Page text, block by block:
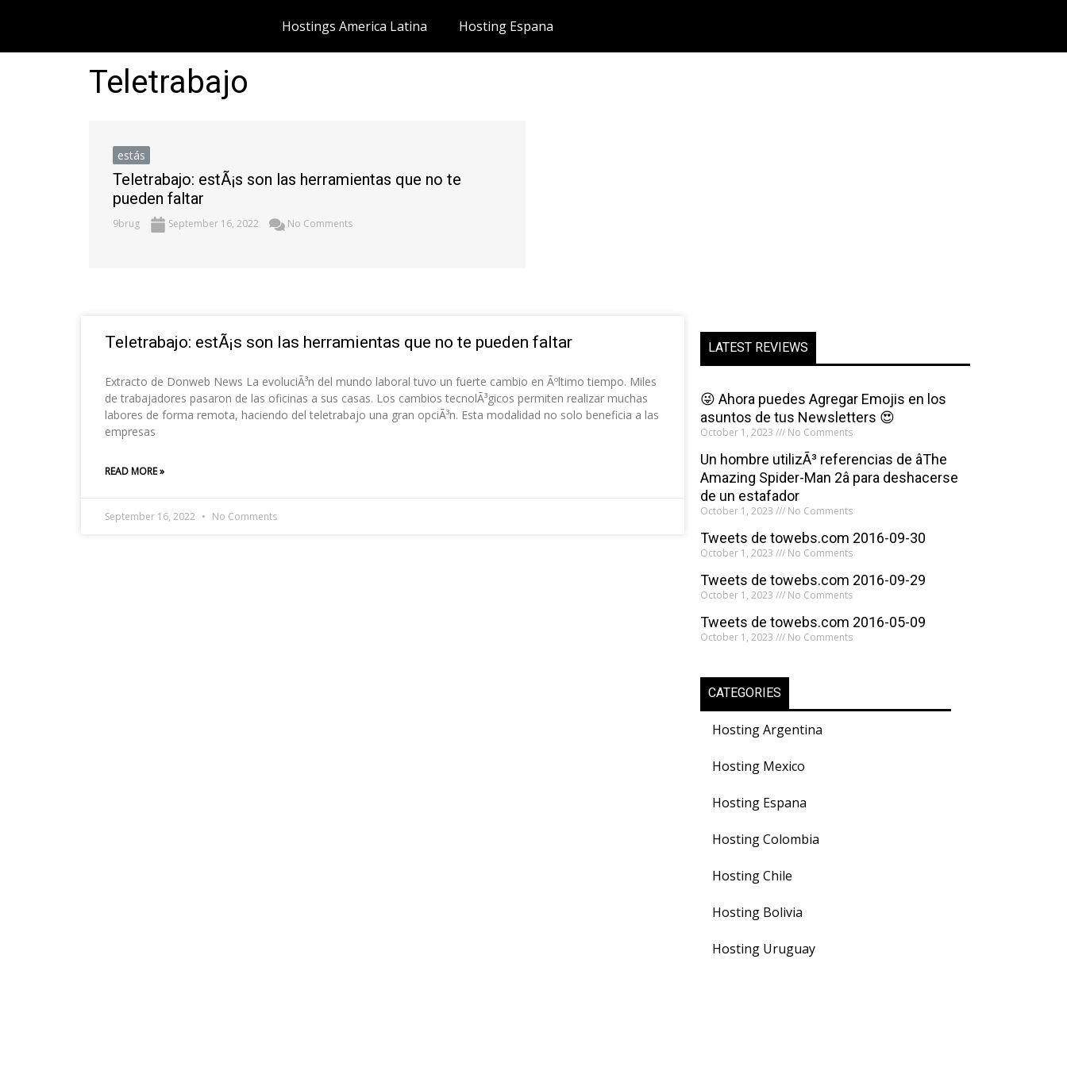
content
Hostings America Latina Hosting Espana
Teletrabajo
estás
Teletrabajo: estÃ¡s son las herramientas que no te
pueden faltar
9brug September 16, 2022 No Comments
Teletrabajo: estÃ¡s son las herramientas que no te pueden faltar
Extracto de Donweb News La evoluciÃ³n del mundo laboral tuvo un fuerte cambio en Ãºltimo tiempo. Miles
de trabajadores pasaron de las oficinas a sus casas. Los cambios tecnolÃ³gicos permiten realizar muchas
labores de forma remota, haciendo del teletrabajo una gran opciÃ³n. Esta modalidad no solo beneficia a las
empresas
READ MORE »
September 16, 2022 No Comments
LATEST REVIEWS
😜 Ahora puedes Agregar Emojis en los
asuntos de tus Newsletters 😍
October 1, 2023 No Comments
Un hombre utilizÃ³ referencias de âThe
Amazing Spider-Man 2â para deshacerse
de un estafador
October 1, 2023 No Comments
Tweets de towebs.com 2016-09-30
October 1, 2023 No Comments
Tweets de towebs.com 2016-09-29
October 1, 2023 No Comments
Tweets de towebs.com 2016-05-09
October 1, 2023 No Comments
CATEGORIES
Hosting Argentina
Hosting Mexico
Hosting Espana
Hosting Colombia
Hosting Chile
Hosting Bolivia
Hosting Uruguay